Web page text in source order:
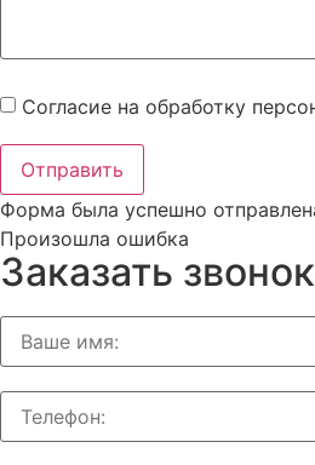
Согласие на обработку
Отправить
Форма была успешно
Произошла ошибка
Заказать звонок